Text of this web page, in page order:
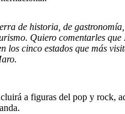
de historia, de
Quiero comentarles que
los cinco estados que más
a figuras del pop y rock,